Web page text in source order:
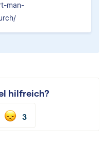
man-
hilfreich?
3